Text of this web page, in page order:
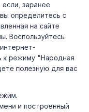
заранее
определитесь с
на сайте
Воспользуйтесь
к режиму "Народная
полезную для вас
и построенный